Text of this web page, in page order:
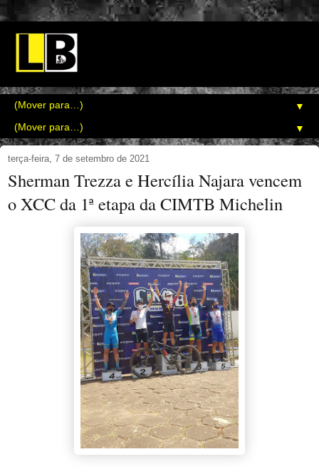
▼
▼
terça-feira, 7 de setembro de 2021
Sherman Trezza e Hercília Najara vencem
o XCC da 1ª etapa da CIMTB Michelin